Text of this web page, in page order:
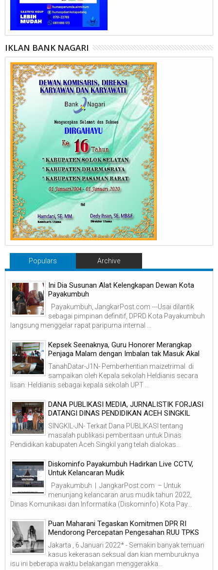
IKLAN BANK NAGARI
Populars Archive
Ini Dia Susunan Alat Kelengkapan Dewan Kota
Payakumbuh
Payakumbuh, JangkarPost.com ---Usai dilantik
sebagai pimpinan definitif, DPRD Kota Payakumbuh
langsung menggelar rapat paripurna internal ...
Kepsek Seenaknya, Guru Honorer Merangkap
Penjaga Malam dengan Imbalan tak Masuk Akal
TanahDatar-J1N- Pemberhentian maizetrimal di
sampaikan oleh Kepala sekolah Heldianis secara
lisan. Heldianis sebagai kepala sekolah UPT ...
DANA PUBLIKASI MEDIA, JURNALISTIK FORJASI
DATANGI DINAS PENDIDIKAN ACEH SINGKIL
SINGKIL-JN- Terkait Dana PUBLIKASI tentang
masalah publikasi pemberitaan untuk Dinas
Pendidikan kabupaten Aceh Singkil yang telah dialokas...
Diskominfo Payakumbuh Hadirkan Live CCTV,
Untuk Kelancaran Mudik
Payakumbuh | JangkarPost.com – Untuk
menunjang kelancaran arus mudik tahun 2022,
Dinas Komunikasi dan Informatika (Diskominfo) Kota Pay...
Puan Maharani Tegaskan Komitmen DPR RI
Mendorong Percepatan Pengesahan RUU TPKS
Jakarta , 6 Januari 2022* - Semakin banyak temuan
kasus kekerasan seksual dan kian memburuknya
isu ini beberapa waktu belakangan menggerakka...